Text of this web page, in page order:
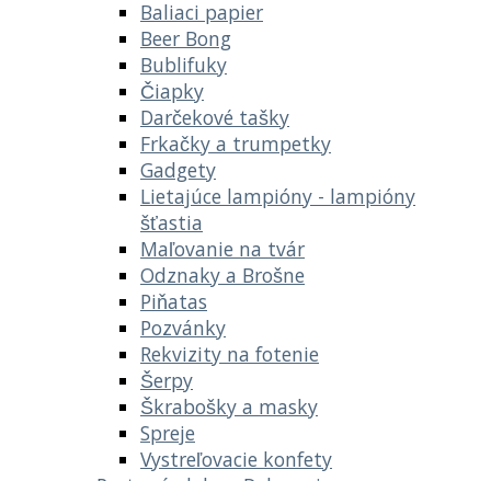
Baliaci papier
Beer Bong
Bublifuky
Čiapky
Darčekové tašky
Frkačky a trumpetky
Gadgety
Lietajúce lampióny - lampióny
šťastia
Maľovanie na tvár
Odznaky a Brošne
Piňatas
Pozvánky
Rekvizity na fotenie
Šerpy
Škrabošky a masky
Spreje
Vystreľovacie konfety